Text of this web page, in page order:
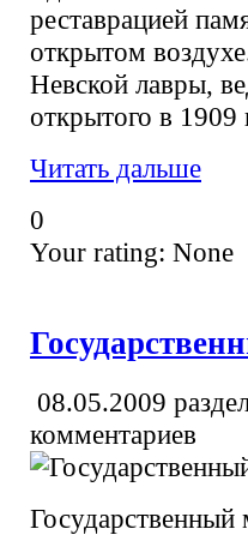
реставрацией
открытом
Невской лавры,
открытого в 1909
Читать дальше
0
Your rating: None
08.05.2009
комментариев
Государственный